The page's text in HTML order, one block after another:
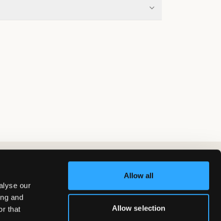
our
and
that
Allow all
Allow selection